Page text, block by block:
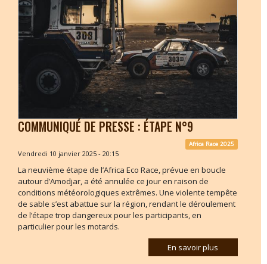
COMMUNIQUÉ DE PRESSE : ÉTAPE N°9
Africa Race 2025
Vendredi 10 janvier 2025 - 20:15
La neuvième étape de l’Africa Eco Race, prévue en boucle
autour d’Amodjar, a été annulée ce jour en raison de
conditions météorologiques extrêmes. Une violente tempête
de sable s’est abattue sur la région, rendant le déroulement
de l’étape trop dangereux pour les participants, en
particulier pour les motards.
En savoir plus